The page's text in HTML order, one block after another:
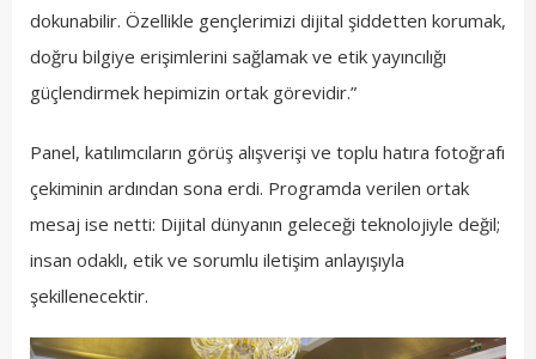
dokunabilir. Özellikle gençlerimizi dijital şiddetten korumak,
doğru bilgiye erişimlerini sağlamak ve etik yayıncılığı
güçlendirmek hepimizin ortak görevidir.”
Panel, katılımcıların görüş alışverişi ve toplu hatıra fotoğrafı
çekiminin ardından sona erdi. Programda verilen ortak
mesaj ise netti: Dijital dünyanın geleceği teknolojiyle değil;
insan odaklı, etik ve sorumlu iletişim anlayışıyla
şekillenecektir.